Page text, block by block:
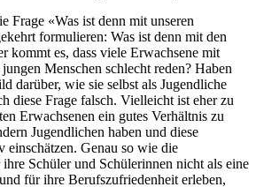
Frage «Was ist denn mit unseren
formulieren: Was ist denn mit den
kommt es, dass viele Erwachsene mit
Menschen schlecht reden? Haben
darüber, wie sie selbst als Jugendliche
diese Frage falsch. Vielleicht ist eher zu
Erwachsenen ein gutes Verhältnis zu
Jugendlichen haben und diese
Genau so wie die
Schüler und Schülerinnen nicht als eine
für ihre Berufszufriedenheit erleben,